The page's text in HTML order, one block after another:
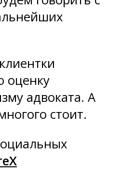
оценку
адвоката. А
стоит.
X